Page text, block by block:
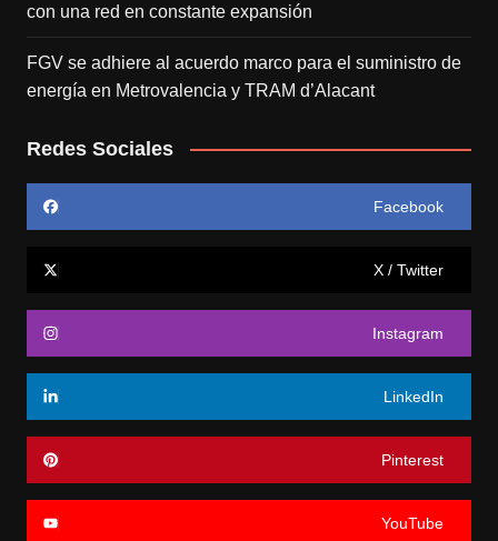
con una red en constante expansión
FGV se adhiere al acuerdo marco para el suministro de
energía en Metrovalencia y TRAM d’Alacant
Redes Sociales
Facebook
X / Twitter
Instagram
LinkedIn
Pinterest
YouTube